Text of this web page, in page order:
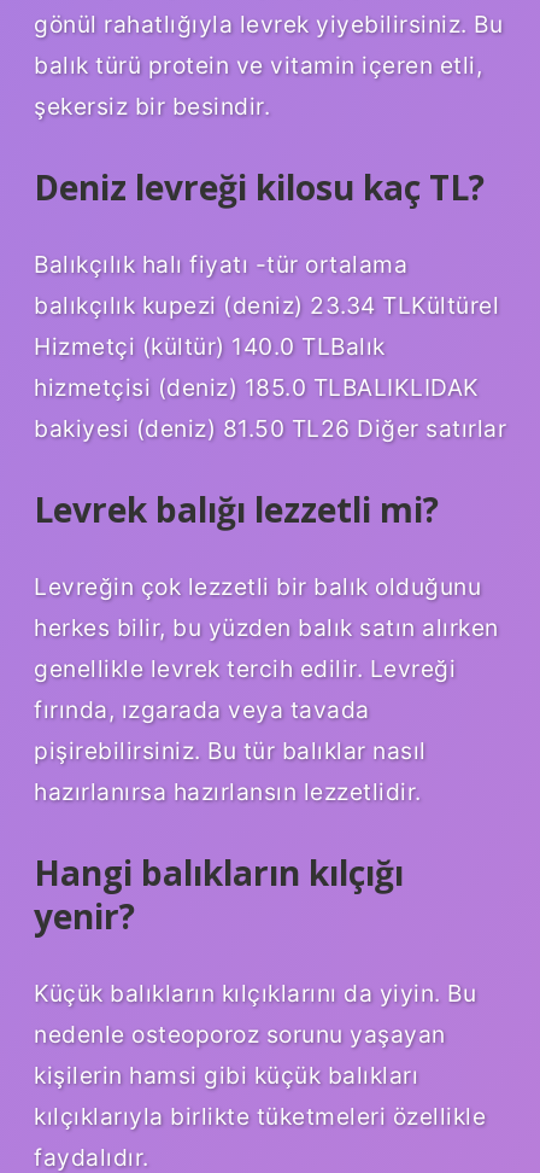
gönül rahatlığıyla levrek yiyebilirsiniz. Bu
balık türü protein ve vitamin içeren etli,
şekersiz bir besindir.
Deniz levreği kilosu kaç TL?
Balıkçılık halı fiyatı -tür ortalama
balıkçılık kupezi (deniz) 23.34 TLKültürel
Hizmetçi (kültür) 140.0 TLBalık
hizmetçisi (deniz) 185.0 TLBALIKLIDAK
bakiyesi (deniz) 81.50 TL26 Diğer satırlar
Levrek balığı lezzetli mi?
Levreğin çok lezzetli bir balık olduğunu
herkes bilir, bu yüzden balık satın alırken
genellikle levrek tercih edilir. Levreği
fırında, ızgarada veya tavada
pişirebilirsiniz. Bu tür balıklar nasıl
hazırlanırsa hazırlansın lezzetlidir.
Hangi balıkların kılçığı
yenir?
Küçük balıkların kılçıklarını da yiyin. Bu
nedenle osteoporoz sorunu yaşayan
kişilerin hamsi gibi küçük balıkları
kılçıklarıyla birlikte tüketmeleri özellikle
faydalıdır.